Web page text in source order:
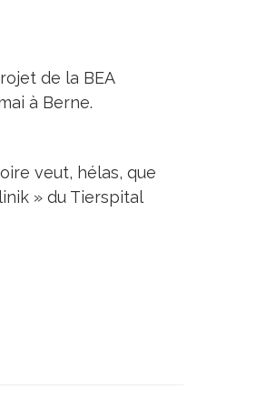
de la BEA
à Berne.
veut, hélas, que
» du Tierspital